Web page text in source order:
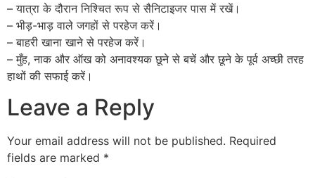
– यात्रा के दौरान निश्चित रूप से सैनिटाइजर पास में रखें।
– भीड़-भाड़ वाले जगहों से परहेज करें।
– बाहरी खाना खाने से परहेज करें।
– मुँह, नाक और ऑख को अनावश्यक छूने से बचें और छूने के पूर्व अच्छी तरह
हाथों की सफाई करें।
Leave a Reply
Your email address will not be published. Required
fields are marked *